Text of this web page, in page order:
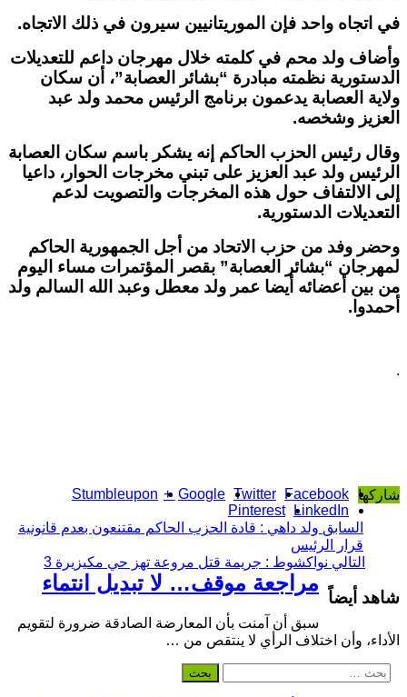
في اتجاه واحد فإن الموريتانيين سيرون في ذلك الاتجاه.
وأضاف ولد محم في كلمته خلال مهرجان داعم للتعديلات
الدستورية نظمته مبادرة “بشائر العصابة”، أن سكان
ولاية العصابة يدعمون برنامج الرئيس محمد ولد عبد
العزيز وشخصه.
وقال رئيس الحزب الحاكم إنه يشكر باسم سكان العصابة
الرئيس ولد عبد العزيز على تبني مخرجات الحوار، داعيا
إلى الالتفاف حول هذه المخرجات والتصويت لدعم
التعديلات الدستورية.
وحضر وفد من حزب الاتحاد من أجل الجمهورية الحاكم
لمهرجان “بشائر العصابة” بقصر المؤتمرات مساء اليوم
من بين أعضائه أيضا عمر ولد معطل وعبد الله السالم ولد
أحمدوا.
.
شاركها Facebook
Twitter
Google +
Stumbleupon
LinkedIn
Pinterest
السابق ولد داهي : قادة الحزب الحاكم مقتنعون بعدم قانونية
قرار الرئيس
التالي نواكشوط : جريمة قتل مروعة تهز حي مكيزيرة 3
شاهد أيضاً
مراجعة موقف… لا تبديل انتماء
سبق أن آمنت بأن المعارضة الصادقة ضرورة لتقويم
الأداء، وأن اختلاف الرأي لا ينتقص من …
البحث